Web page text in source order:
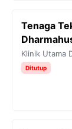
Tenaga
Klinik Utama
Ditutup